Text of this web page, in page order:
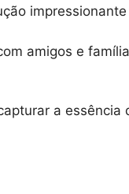
amigos e
a essência